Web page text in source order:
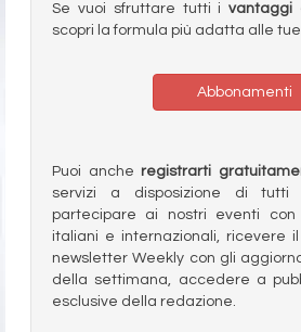
Se vuoi sfruttare tutti ivantaggi
scopri la formula più adatta alle
Abbonamenti
Puoi anche registrarti
servizi a disposizione di tutti
partecipare ai nostri eventi con
italiani e internazionali, ricevere
newsletter Weekly con gli
della settimana, accedere a
esclusive della redazione.